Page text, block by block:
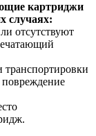
картриджи
случаях:
отсутствуют
транспортировки
повреждение